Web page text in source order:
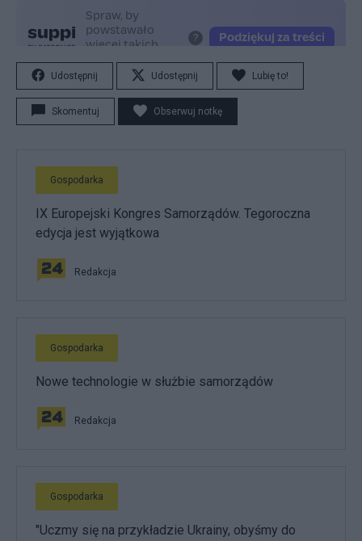
Udostępnij Udostępnij Lubię to!
Skomentuj Obserwuj notkę
Gospodarka
IX Europejski Kongres Samorządów. Tegoroczna
edycja jest wyjątkowa
Redakcja
Gospodarka
Nowe technologie w służbie samorządów
Redakcja
Gospodarka
"Uczmy się na przykładzie Ukrainy, obyśmy do